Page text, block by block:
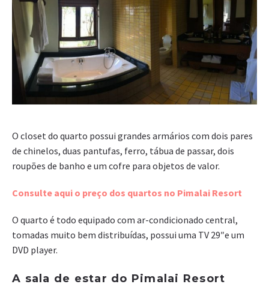
O closet do quarto possui grandes armários com dois pares
de chinelos, duas pantufas, ferro, tábua de passar, dois
roupões de banho e um cofre para objetos de valor.
Consulte aqui o preço dos quartos no Pimalai Resort
O quarto é todo equipado com ar-condicionado central,
tomadas muito bem distribuídas, possui uma TV 29″e um
DVD player.
A sala de estar do Pimalai Resort